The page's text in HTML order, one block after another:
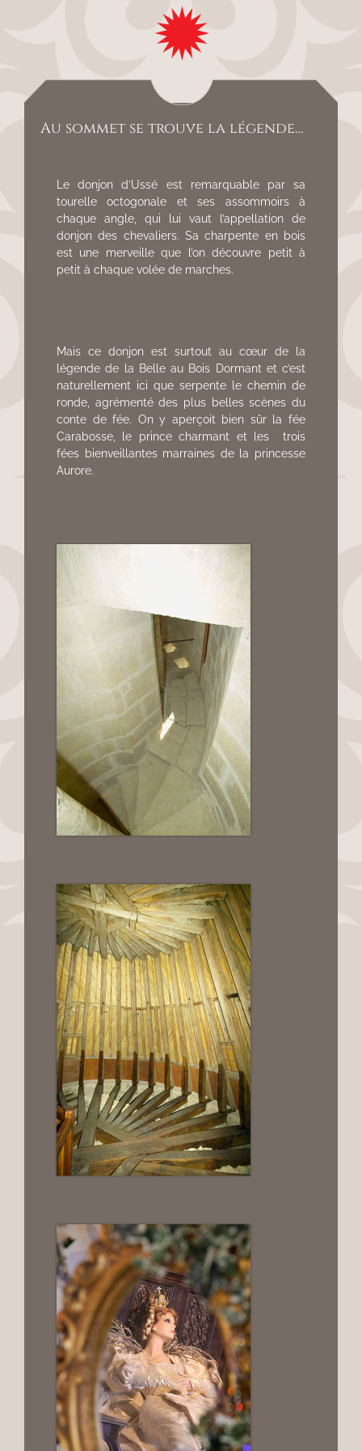
Au sommet se trouve la légende…
Le donjon d’Ussé est remarquable par sa
tourelle octogonale et ses assommoirs à
chaque angle, qui lui vaut l’appellation de
donjon des chevaliers. Sa charpente en bois
est une merveille que l’on découvre petit à
petit à chaque volée de marches.
Mais ce donjon est surtout au cœur de la
légende de la Belle au Bois Dormant et c’est
naturellement ici que serpente le chemin de
ronde, agrémenté des plus belles scènes du
conte de fée. On y aperçoit bien sûr la fée
Carabosse, le prince charmant et les trois
fées bienveillantes marraines de la princesse
Aurore.